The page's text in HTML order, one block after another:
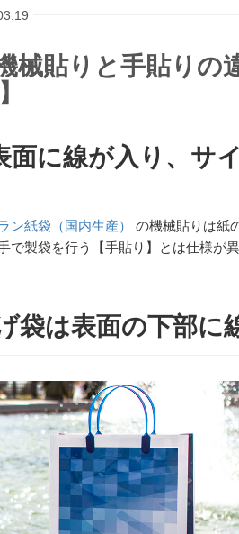
械貼りと手貼りの
面に線が入り、サ
ン紙袋（国内生産）
の機械貼りは紙
で製袋を行う【手貼り】とは仕様が異
袋は表面の下部に